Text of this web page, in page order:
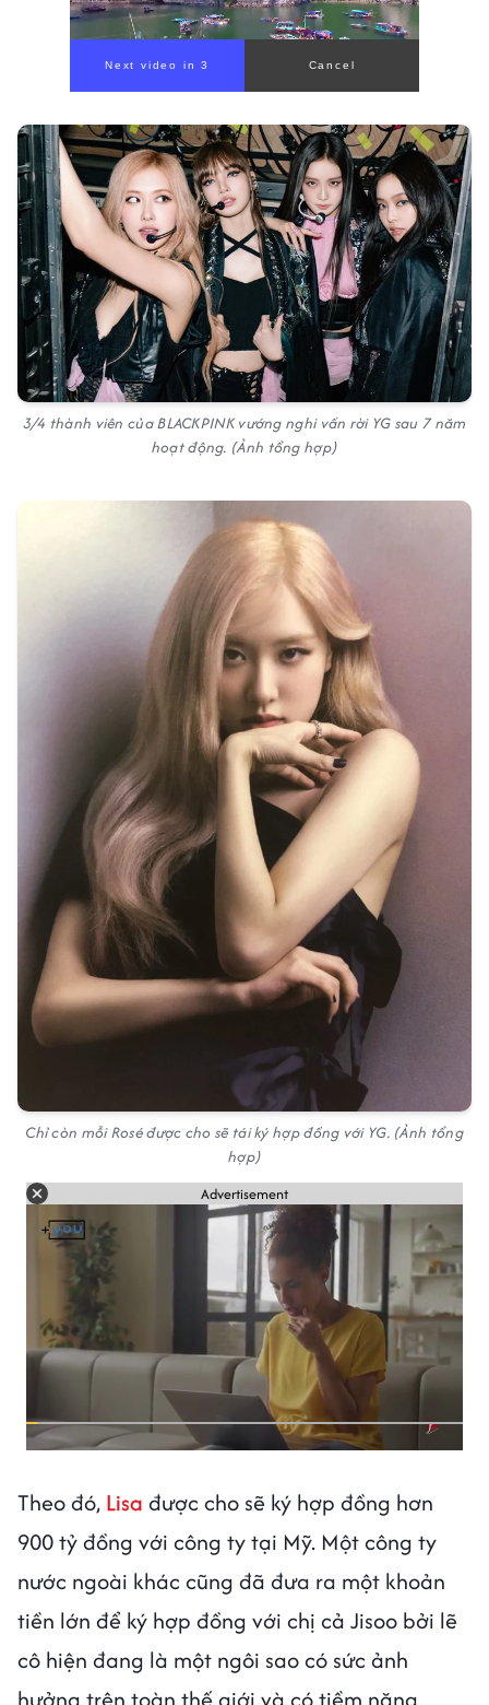
3/4 thành viên của BLACKPINK vướng nghi vấn rời YG sau 7 năm
hoạt động. (Ảnh tổng hợp)
Chỉ còn mỗi Rosé được cho sẽ tái ký hợp đồng với YG. (Ảnh tổng
hợp)
Advertisement
Theo đó, Lisa được cho sẽ ký hợp đồng hơn
900 tỷ đồng với công ty tại Mỹ. Một công ty
nước ngoài khác cũng đã đưa ra một khoản
tiền lớn để ký hợp đồng với chị cả Jisoo bởi lẽ
cô hiện đang là một ngôi sao có sức ảnh